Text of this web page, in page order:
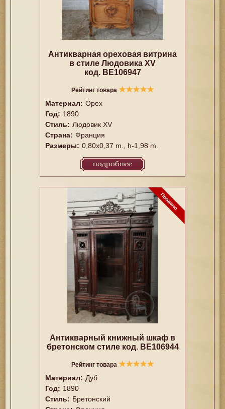
Антикварная ореховая витрина
в стиле Людовика XV
код. BE106947
Рейтинг товара ★★★★★
Материал: Орех
Год: 1890
Стиль: Людовик XV
Страна: Франция
Размеры: 0,80x0,37 m., h-1,98 m.
подробнее
Антикварный книжный шкаф в
бретонском стиле код. BE106944
Рейтинг товара ★★★★★
Материал: Дуб
Год: 1890
Стиль: Бретонский